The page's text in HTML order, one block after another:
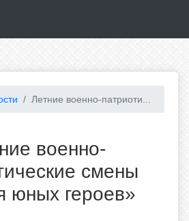
Летние военно-патриоти...
военно-
смены
юных героев»